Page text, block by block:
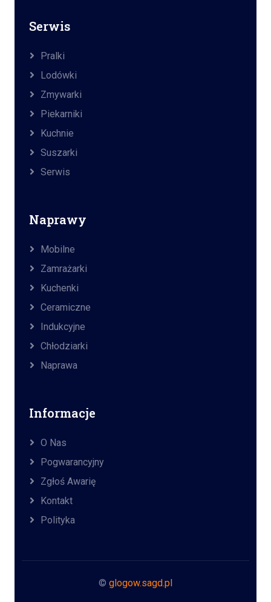
Serwis
Pralki
Lodówki
Zmywarki
Piekarniki
Kuchnie
Suszarki
Serwis
Naprawy
Mobilne
Zamrażarki
Kuchenki
Ceramiczne
Indukcyjne
Chłodziarki
Naprawa
Informacje
O Nas
Pogwarancyjny
Zgłoś Awarię
Kontakt
Polityka
© glogow.sagd.pl